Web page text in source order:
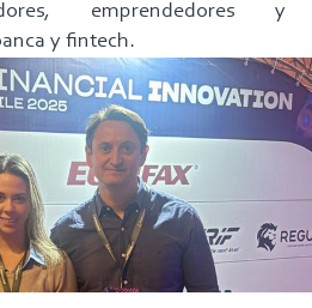
emprendedores y
y fintech.